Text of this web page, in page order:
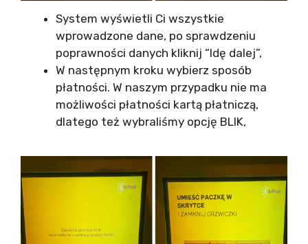
System wyświetli Ci wszystkie
wprowadzone dane, po sprawdzeniu
poprawności danych kliknij “Idę dalej”,
W następnym kroku wybierz sposób
płatności. W naszym przypadku nie ma
możliwości płatności kartą płatniczą,
dlatego też wybraliśmy opcję BLIK,